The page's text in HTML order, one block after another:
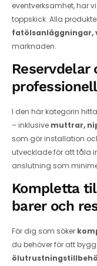
eventverksamhet, har
toppskick. Alla
fatölsanläggningar,
marknaden.
Reservdelar
I den här kategorin
– inklusive muttrar,
som gör installation
utvecklade för att tåla
anslutning som
Kompletta
barer och
För dig som söker
du behöver för att